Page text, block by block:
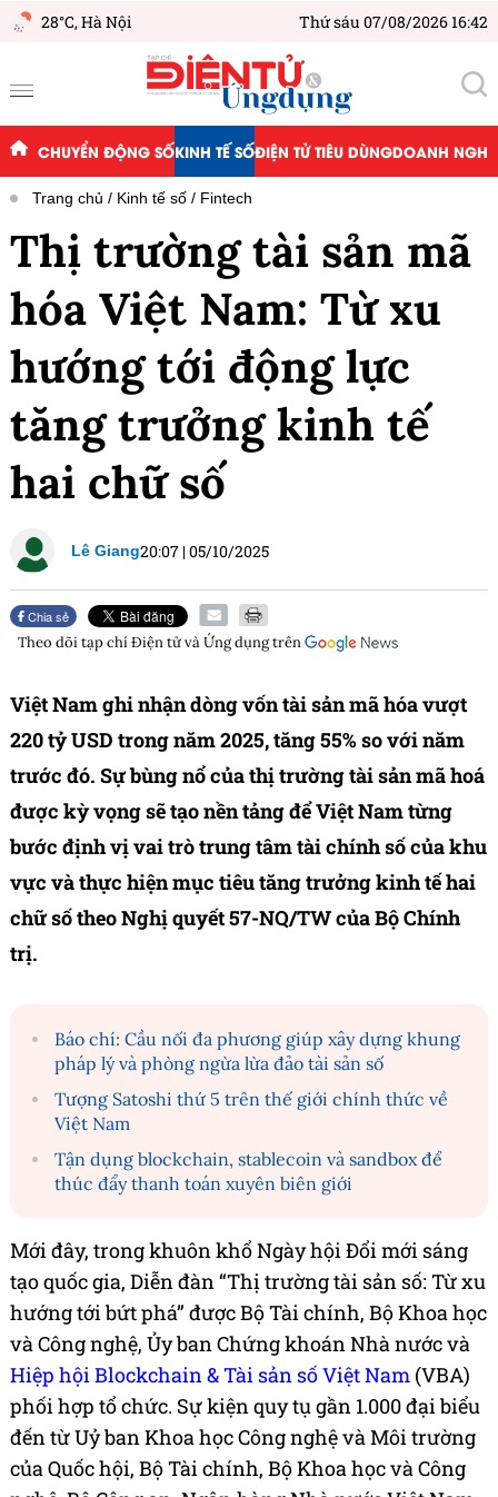
28°C,Hà Nội Thứ sáu 07/08/2026 16:42
CHUYỂN ĐỘNG SỐKINH TẾ SỐĐIỆN TỬ TIÊU DÙNGDOANH
Trang chủ Kinh tế số Fintech
Thị trường tài sản mã
hóa Việt Nam: Từ xu
hướng tới động lực
tăng trưởng kinh tế
hai chữ số
Lê Giang20:07 |05/10/2025
Chia sẻ
Theo dõi tạp chíĐiện tử và Ứng dụngtrên
Việt Nam ghi nhận dòng vốn tài sản mã hóa vượt
220 tỷ USD trong năm 2025, tăng 55% so với năm
trước đó. Sự bùng nổ của thị trường tài sản mã hoá
được kỳ vọng sẽ tạo nền tảng để Việt Nam từng
bước định vị vai trò trung tâm tài chính số của khu
vực và thực hiện mục tiêu tăng trưởng kinh tế hai
chữ số theo Nghị quyết 57-NQ/TW của Bộ Chính
trị.
Báo chí: Cầu nối đa phương giúp xây dựng khung
pháp lý và phòng ngừa lừa đảo tài sản số
Tượng Satoshi thứ 5 trên thế giới chính thức về
Việt Nam
Tận dụng blockchain, stablecoin và sandbox để
thúc đẩy thanh toán xuyên biên giới
Mới đây, trong khuôn khổ Ngày hội Đổi mới sáng
tạo quốc gia, Diễn đàn “Thị trường tài sản số: Từ xu
hướng tới bứt phá” được Bộ Tài chính, Bộ Khoa học
và Công nghệ, Ủy ban Chứng khoán Nhà nước và
Hiệp hội Blockchain & Tài sản số Việt Nam (VBA)
phối hợp tổ chức. Sự kiện quy tụ gần 1.000 đại biểu
đến từ Uỷ ban Khoa học Công nghệ và Môi trường
của Quốc hội, Bộ Tài chính, Bộ Khoa học và Công